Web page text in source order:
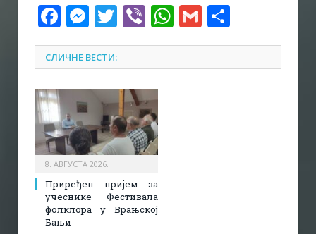
Facebook
Messenger
Twitter
ViberWhatsApp
Gmail
СЛИЧНЕ ВЕСТИ:
8. АВГУСТА 2026.
Приређен пријем за
учеснике Фестивала
фолклора у Врањској
Бањи